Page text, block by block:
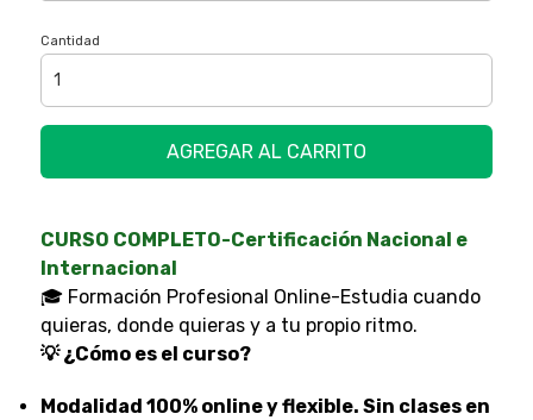
Cantidad
AGREGAR AL CARRITO
CURSO COMPLETO-Certificación Nacional e
Internacional
🎓 Formación Profesional Online-Estudia cuando
quieras, donde quieras y a tu propio ritmo.
💡 ¿Cómo es el curso?
Modalidad 100% online y flexible. Sin clases en